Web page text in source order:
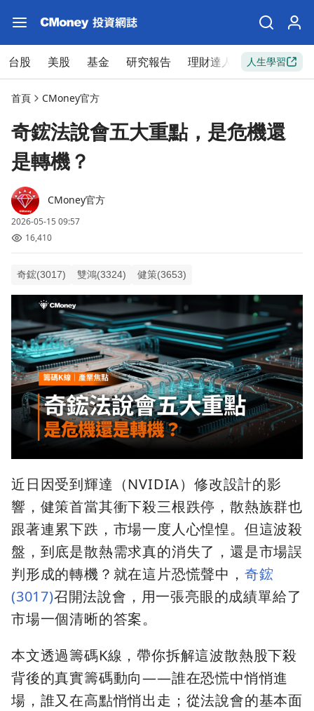
台股 美股 基金 研究報告 理財達人 新手入門
人生學習
首頁 CMoney官方
奇鋐法說會五大重點，是危機還
是轉機？
CMoney官方
2026-05-15 09:57
16,410
奇鋐(3017) 雙鴻(3324) 健策(3653)
近日因受到輝達（NVIDIA）修改設計的影
響，健策首當其衝下殺三根跌停，散熱族群也
跟著連累下跌，市場一度人心惶惶。但這波殺
盤，到底是散熱需求真的消失了，還是市場誤
判形成的轉機？就在這片恐慌聲中， 奇鋐
(3017)召開法說會，用一張亮眼的成績單給了
市場一個清晰的答案。
本文透過籌碼K線，帶你拆解這波散熱股下殺
背後的真實籌碼動向——誰在恐慌中悄悄進
場，誰又在高點悄悄出走；從法說會的基本面